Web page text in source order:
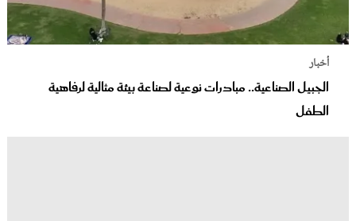
أخبار
الجبيل الصناعية.. مبادرات نوعية لصناعة بيئة مثالية لرفاهية
الطفل